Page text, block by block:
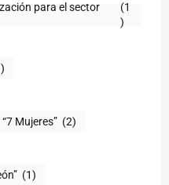
para el sector
(1
)
“7 Mujeres” (2)
(1)